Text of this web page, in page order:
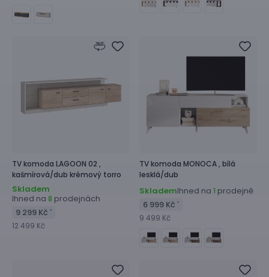
TV komoda LAGOON 02 ,
kašmírová/dub krémový torro
Skladem
Ihned na 8 prodejnách
9 299 Kč *
12 499 Kč
TV komoda MONOCA , bílá
lesklá/dub
SklademIhned na 1 prodejně
6 999 Kč *
9 499 Kč